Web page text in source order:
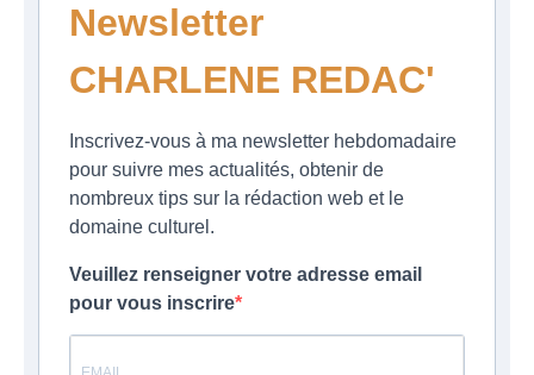
Newsletter
CHARLENE REDAC'
Inscrivez-vous à ma newsletter hebdomadaire
pour suivre mes actualités, obtenir de
nombreux tips sur la rédaction web et le
domaine culturel.
Veuillez renseigner votre adresse email
pour vous inscrire